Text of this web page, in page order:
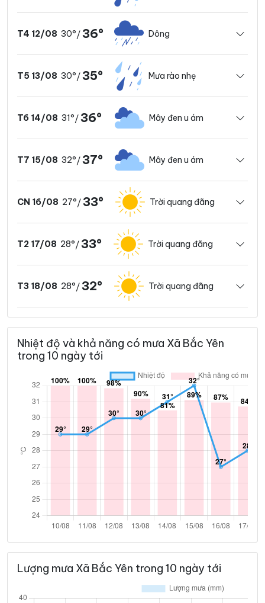
T4 12/08 30°/ 36° Dông
T5 13/08 30°/ 35° Mưa rào nhẹ
T6 14/08 31°/ 36° Mây đen u ám
T7 15/08 32°/ 37° Mây đen u ám
CN 16/08 27°/ 33° Trời quang đãng
T2 17/08 28°/ 33° Trời quang đãng
T3 18/08 28°/ 32° Trời quang đãng
Nhiệt độ và khả năng có mưa Xã Bắc Yên
trong 10 ngày tới
Lượng mưa Xã Bắc Yên trong 10 ngày tới